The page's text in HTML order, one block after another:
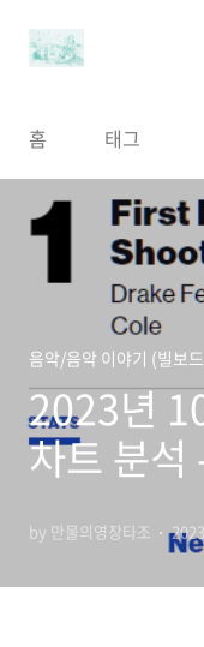
홈 태그
음악/음악 이야기 (빌보
2023년
차트 분
Person
Hot 100
by 만물의영장타조